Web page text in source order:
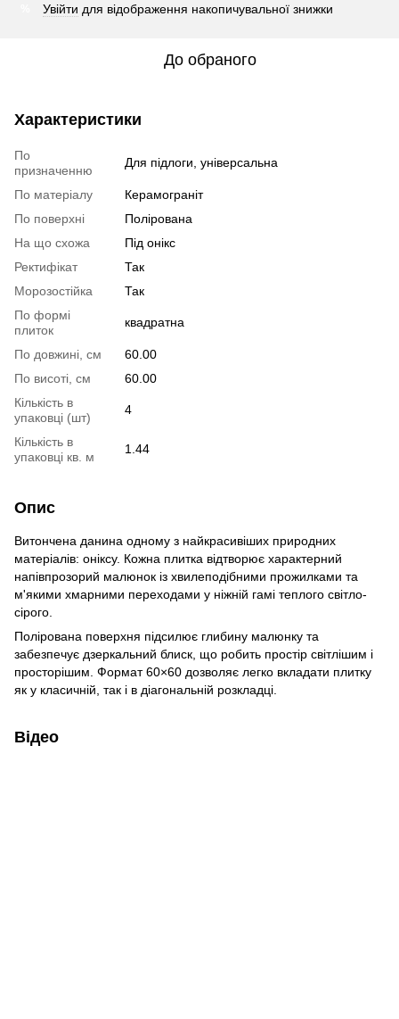
Увійти для відображення накопичувальної знижки
До обраного
Характеристики
По
призначенню
Для підлоги, універсальна
По матеріалу
Керамограніт
По поверхні
Полірована
На що схожа
Під онікс
Ректифікат
Так
Морозостійка
Так
По формі
плиток
квадратна
По довжині, см
60.00
По висоті, см
60.00
Кількість в
упаковці (шт)
4
Кількість в
упаковці кв. м
1.44
Опис
Витончена данина одному з найкрасивіших природних
матеріалів: оніксу. Кожна плитка відтворює характерний
напівпрозорий малюнок із хвилеподібними прожилками та
м'якими хмарними переходами у ніжній гамі теплого світло-
сірого.
Полірована поверхня підсилює глибину малюнку та
забезпечує дзеркальний блиск, що робить простір світлішим і
просторішим. Формат 60×60 дозволяє легко вкладати плитку
як у класичній, так і в діагональній розкладці.
Відео